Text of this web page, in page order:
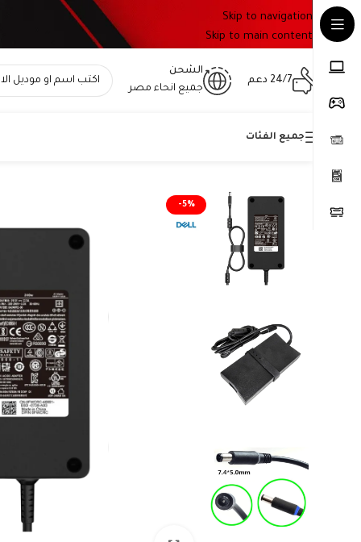
Skip to navigation
Skip to main content
24/7 دعم
الشحن
جميع انحاء مصر
جميع الفئات
-5%